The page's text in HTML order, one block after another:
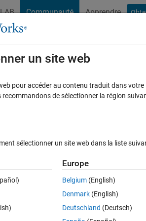
Communauté Apprendre
Cody
Parcourir
trajectory();
un site web
pour accéder au contenu traduit dans
de sélectionner la région
sélectionner un site web dans la liste
Europe
Belgium (English)
Denmark (English)
Deutschland (Deutsch)